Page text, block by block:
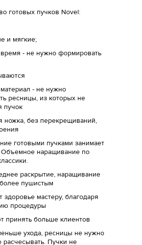
готовых пучков Novel:
и мягкие;
- не нужно формировать
- не нужно
ресницы, из которых не
пучок
ножка, без перекрещиваний,
готовыми пучками занимает
Объемное наращивание по
раскрытие, наращивание
пушистым
здоровье мастеру, благодаря
процедуры
принять больше клиентов
ухода, ресницы не нужно
расчесывать. Пучки не